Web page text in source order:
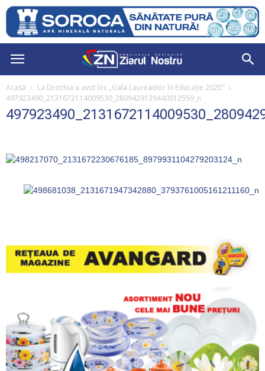
Acasă
La Drochia a avut loc „Gala Laureaților în Educație 2025”
497923490_2131672114009530_2809429139440012559_n